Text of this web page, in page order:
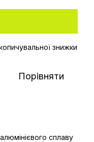
знижки
Порівняти
сплаву